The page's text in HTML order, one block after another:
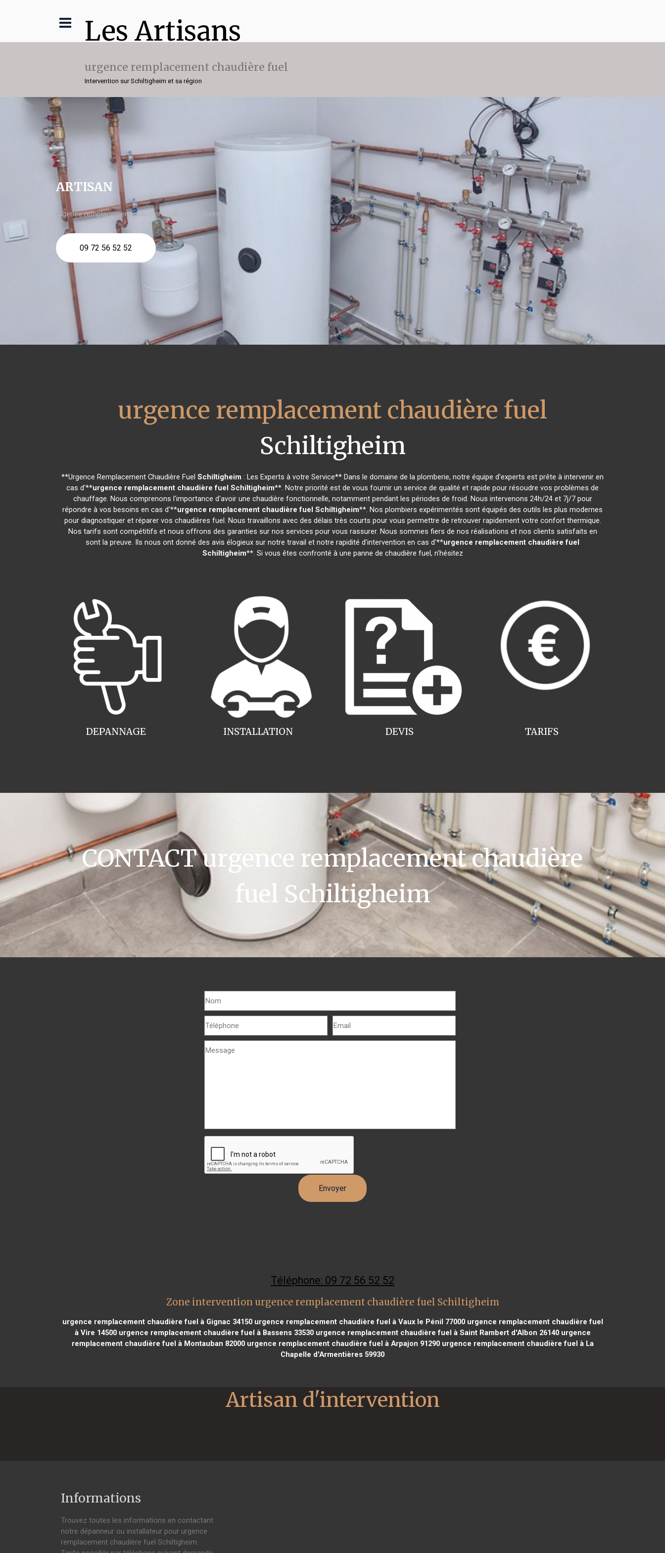
Les Artisans
urgence remplacement chaudière fuel
Intervention sur Schiltigheim et sa région
ARTISAN
urgence remplacement chaudière fuel Schiltigheim
09 72 56 52 52
urgence remplacement chaudière fuel
Schiltigheim
**Urgence Remplacement Chaudière Fuel Schiltigheim : Les Experts à votre Service** Dans le domaine de la plomberie, notre équipe d'experts est prête à intervenir en
cas d'**urgence remplacement chaudière fuel Schiltigheim**. Notre priorité est de vous fournir un service de qualité et rapide pour résoudre vos problèmes de
chauffage. Nous comprenons l'importance d'avoir une chaudière fonctionnelle, notamment pendant les périodes de froid. Nous intervenons 24h/24 et 7j/7 pour
répondre à vos besoins en cas d'**urgence remplacement chaudière fuel Schiltigheim**. Nos plombiers expérimentés sont équipés des outils les plus modernes
pour diagnostiquer et réparer vos chaudières fuel. Nous travaillons avec des délais très courts pour vous permettre de retrouver rapidement votre confort thermique.
Nos tarifs sont compétitifs et nous offrons des garanties sur nos services pour vous rassurer. Nous sommes fiers de nos réalisations et nos clients satisfaits en
sont la preuve. Ils nous ont donné des avis élogieux sur notre travail et notre rapidité d'intervention en cas d'**urgence remplacement chaudière fuel
Schiltigheim**. Si vous êtes confronté à une panne de chaudière fuel, n'hésitez
INSTALLATION
DEPANNAGE TARIFS
DEVIS
CONTACT urgence remplacement chaudière
fuel Schiltigheim
Téléphone: 09 72 56 52 52
Zone intervention urgence remplacement chaudière fuel Schiltigheim
urgence remplacement chaudière fuel à Gignac 34150urgence remplacement chaudière fuel à Vaux le Pénil 77000urgence remplacement chaudière fuel
à Vire 14500urgence remplacement chaudière fuel à Bassens 33530urgence remplacement chaudière fuel à Saint Rambert d'Albon 26140urgence
remplacement chaudière fuel à Montauban 82000urgence remplacement chaudière fuel à Arpajon 91290urgence remplacement chaudière fuel à La
Chapelle d'Armentières 59930
Informations
Trouvez toutes les informations en contactant
notre dépanneur ou installateur pour urgence
remplacement chaudière fuel Schiltigheim.
Artisan d'intervention